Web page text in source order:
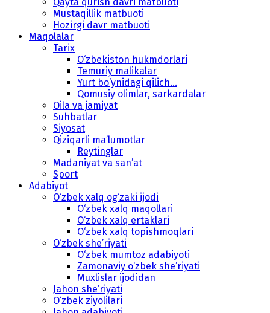
Mustaqillik matbuoti
Hozirgi davr matbuoti
Maqolalar
Tarix
O‘zbekiston hukmdorlari
Temuriy malikalar
Yurt bo‘ynidagi qilich...
Qomusiy olimlar, sarkardalar
Oila va jamiyat
Suhbatlar
Siyosat
Qiziqarli ma’lumotlar
Reytinglar
Madaniyat va san’at
Sport
Adabiyot
O‘zbek xalq og‘zaki ijodi
O‘zbek xalq maqollari
O‘zbek xalq ertaklari
O‘zbek xalq topishmoqlari
O‘zbek she’riyati
O‘zbek mumtoz adabiyoti
Zamonaviy o‘zbek she’riyati
Muxlislar ijodidan
Jahon she’riyati
O‘zbek ziyolilari